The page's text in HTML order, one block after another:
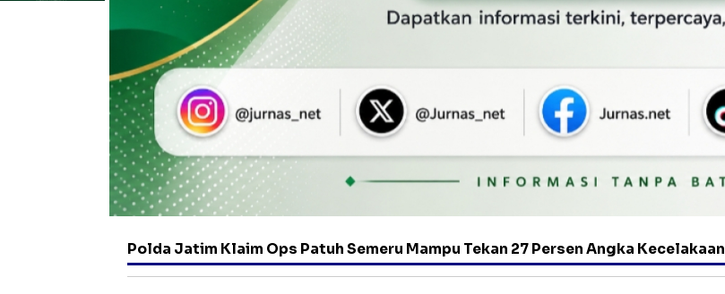
Polda Jatim Klaim Ops Patuh Semeru Mampu Tekan 27 Persen Angka Kecelakaan